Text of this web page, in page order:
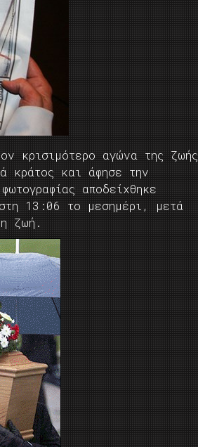
κρισιμότερο αγώνα της ζωής
κράτος και άφησε την
αποδείχθηκε
13:06 το μεσημέρι, μετά
ζωή.